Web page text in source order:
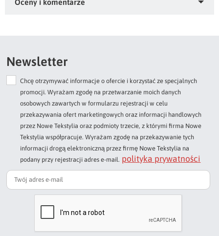
Zapytaj o produkt
Dodaj opinię o produkcie
Twoja ocena
Bardzo dobry
Twoja opinia o produkcie
Newsletter
Chcę otrzymywać informacje o ofercie i korzystać ze specjalnych
promocji. Wyrażam zgodę na przetwarzanie moich danych
osobowych zawartych w formularzu rejestracji w celu
przekazywania ofert marketingowych oraz informacji handlowych
przez Nowe Tekstylia oraz podmioty trzecie, z którymi firma Nowe
Tekstylia współpracuje. Wyrażam zgodę na przekazywanie tych
informacji drogą elektroniczną przez firmę Nowe Tekstylia na
podany przy rejestracji adres e-mail. polityka prywatności